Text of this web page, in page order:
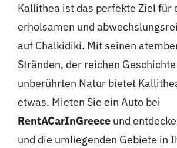
Kallithea ist das perfekte Ziel für
erholsamen und
auf Chalkidiki. Mit seinen
Stränden, der reichen
unberührten Natur bietet
etwas. Mieten Sie ein Auto bei
RentACarInGreeceund
und die umliegenden Gebiete in